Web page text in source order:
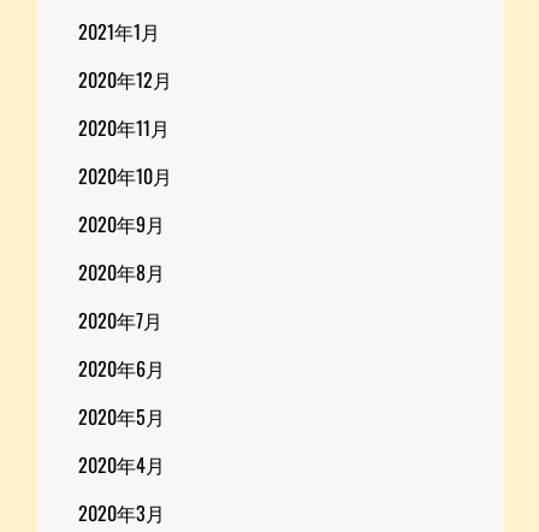
2021年1月
2020年12月
2020年11月
2020年10月
2020年9月
2020年8月
2020年7月
2020年6月
2020年5月
2020年4月
2020年3月